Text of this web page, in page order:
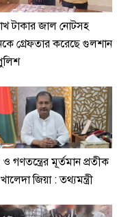
টাকার জাল নোটসহ
গ্রেফতার করেছে গুলশান
ও গণতন্ত্রের মূর্তমান প্রতীক
জিয়া : তথ্যমন্ত্রী